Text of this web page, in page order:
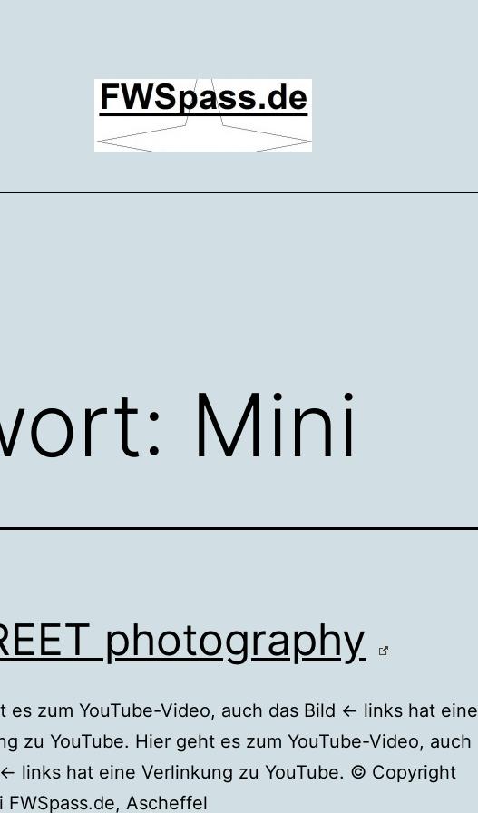
Mini
photography
es zum YouTube-Video, auch das Bild ← links hat eine
zu YouTube. Hier geht es zum YouTube-Video, auch
links hat eine Verlinkung zu YouTube. © Copyright
FWSpass.de, Ascheffel